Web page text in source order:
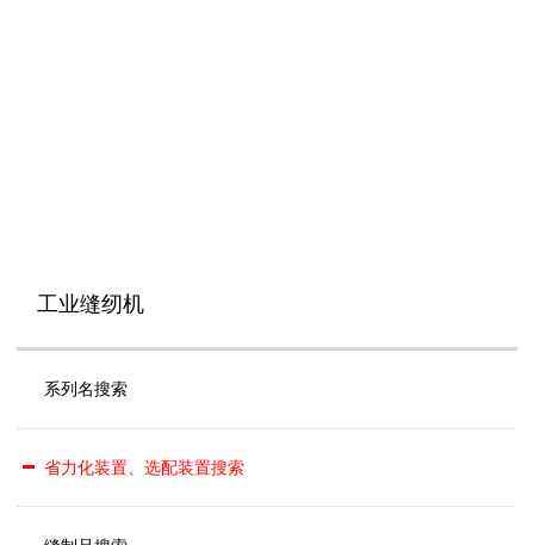
工业缝纫机
系列名搜索
省力化装置、选配装置搜索